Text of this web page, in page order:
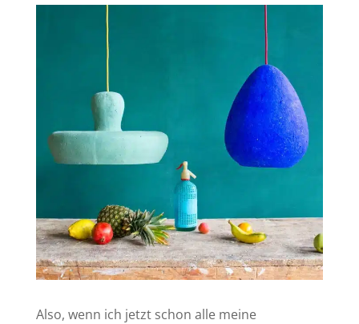
Also, wenn ich jetzt schon alle meine